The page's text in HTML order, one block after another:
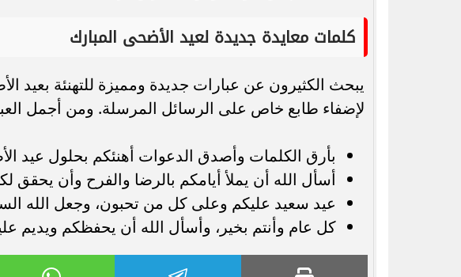
كلمات معايدة جديدة لعيد الأضحى المبارك
يبحث الكثيرون عن عبارات جديدة ومميزة للتهنئة بعيد
لإضفاء طابع خاص على الرسائل المرسلة. ومن أجمل
بأرق الكلمات وأصدق الدعوات أهنئكم بحلول عيد
أسأل الله أن يملأ أيامكم بالرضا والفرح وأن يحقق
عيد سعيد عليكم وعلى كل من تحبون، وجعل الله
كل عام وأنتم بخير، وأسأل الله أن يحفظكم ويديم